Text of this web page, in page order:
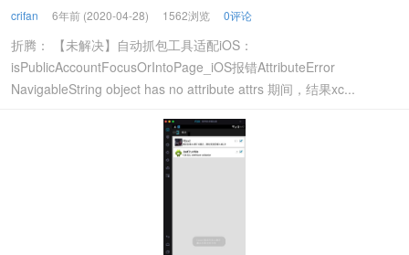
crifan 6年前 (2020-04-28) 1562浏览 0评论
折腾： 【未解决】自动抓包工具适配iOS：
isPublicAccountFocusOrIntoPage_iOS报错AttributeError
NavigableString object has no attribute attrs 期间，结果xc...